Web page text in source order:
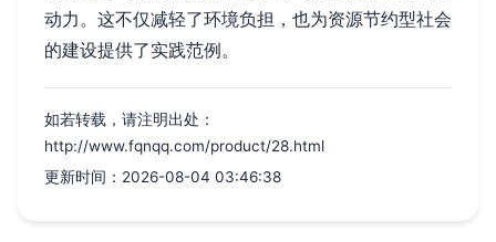
动力。这不仅减轻了环境负担，也为资源节约型社会
的建设提供了实践范例。
如若转载，请注明出处：
http://www.fqnqq.com/product/28.html
更新时间：2026-08-04 03:46:38